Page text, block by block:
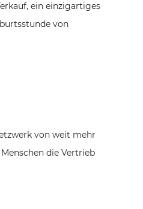
ein einzigartiges
von
von weit mehr
die Vertrieb